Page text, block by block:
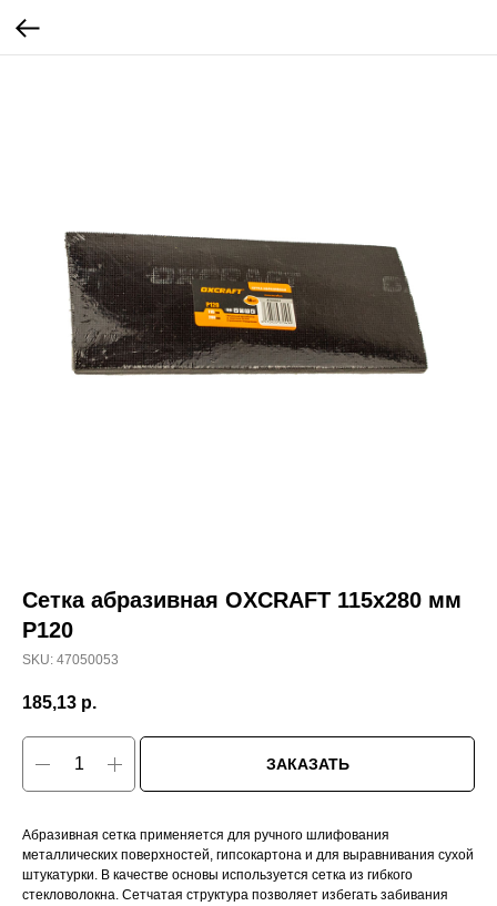
Сетка абразивная OXCRAFT 115х280 мм
Р120
SKU: 47050053
185,13 р.
ЗАКАЗАТЬ
Абразивная сетка применяется для ручного шлифования
металлических поверхностей, гипсокартона и для выравнивания сухой
штукатурки. В качестве основы используется сетка из гибкого
стекловолокна. Сетчатая структура позволяет избегать забивания